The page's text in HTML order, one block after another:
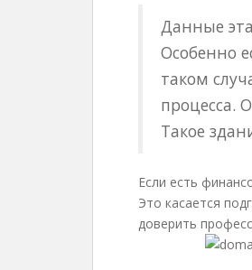
Данные
Особенно
таком
процесса.
Такое
Если есть
Это касается
доверить